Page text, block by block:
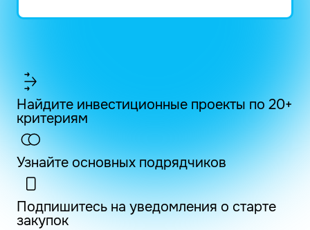
Найдите инвестиционные проекты по 20+
критериям
Узнайте основных подрядчиков
Подпишитесь на уведомления о старте
закупок